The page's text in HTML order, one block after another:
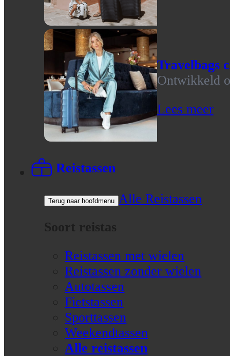
Travelbags
Ontwikkeld
Lees meer
Reistassen
Terug naar hoofdmenu
Alle Reistassen
Soort reistas
Reistassen met wielen
Reistassen zonder wielen
Autotassen
Fietstassen
Sporttassen
Weekendtassen
Alle reistassen